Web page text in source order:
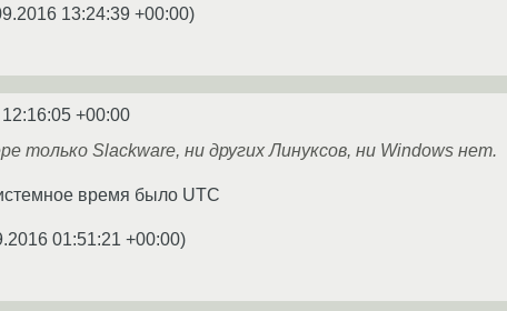
13:24:39 +00:00)
+00:00
только Slackware, ни других Линуксов, ни Windows нет.
время было UTC
01:51:21 +00:00)